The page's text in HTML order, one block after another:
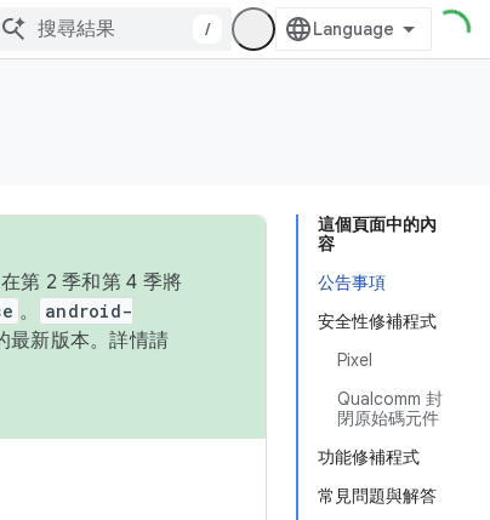
/
這個頁面中的內
容
公告事項
安全性修補程式
Pixel
Qualcomm 封
閉原始碼元件
功能修補程式
常見問題與解答
第 2 季和第 4 季將
。
android-
最新版本。詳情請